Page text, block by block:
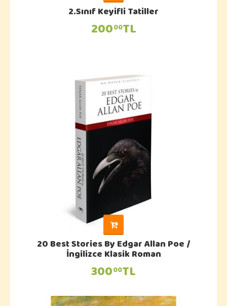
2.Sınıf Keyifli Tatiller
20000TL
20 Best Stories By Edgar Allan Poe /
İngilizce Klasik Roman
30000TL